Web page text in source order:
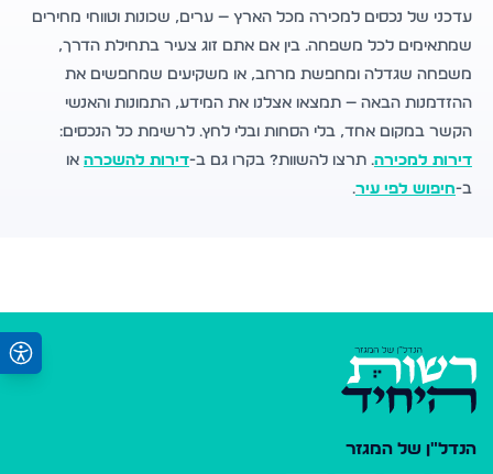
עדכני של נכסים למכירה מכל הארץ — ערים, שכונות וטווחי מחירים
שמתאימים לכל משפחה. בין אם אתם זוג צעיר בתחילת הדרך,
משפחה שגדלה ומחפשת מרחב, או משקיעים שמחפשים את
ההזדמנות הבאה — תמצאו אצלנו את המידע, התמונות והאנשי
הקשר במקום אחד, בלי הסחות ובלי לחץ. לרשימת כל הנכסים:
דירות למכירה. תרצו להשוות? בקרו גם ב-דירות להשכרה או
ב-חיפוש לפי עיר.
הנדל"ן של המגזר